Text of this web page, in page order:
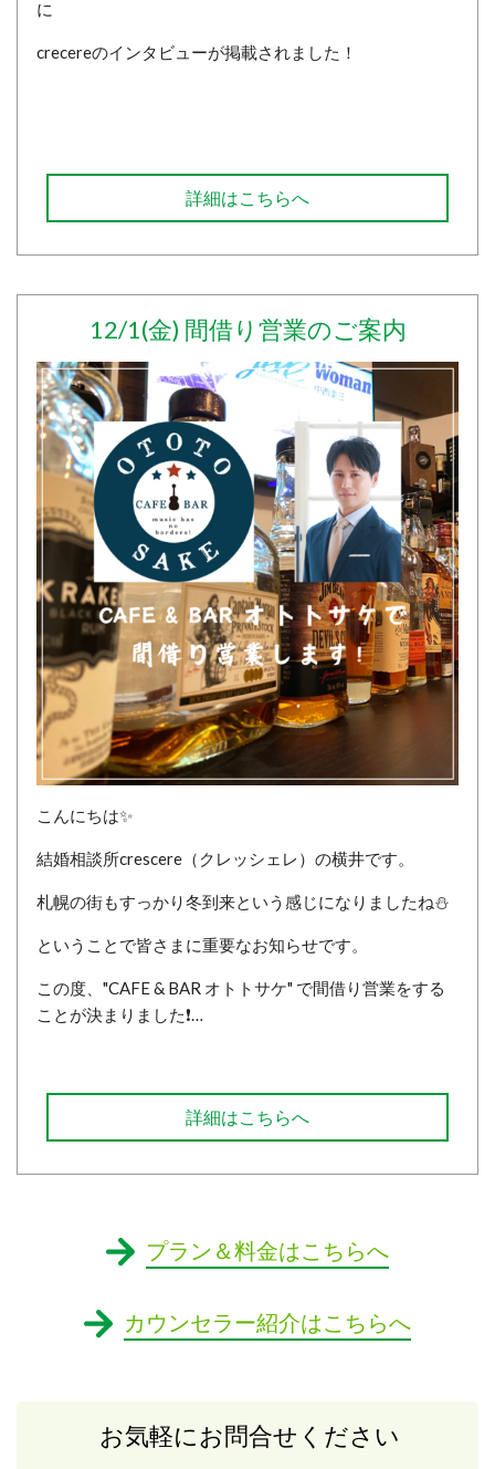
に
crecereのインタビューが掲載されました！
詳細はこちらへ
12/1(金) 間借り営業のご案内
こんにちは✨
結婚相談所crescere（クレッシェレ）の横井です。
札幌の街もすっかり冬到来という感じになりましたね⛄
ということで皆さまに重要なお知らせです。
この度、"CAFE & BAR オトトサケ" で間借り営業をする
ことが決まりました❗…
詳細はこちらへ
プラン＆料金はこちらへ
カウンセラー紹介はこちらへ
お気軽にお問合せください